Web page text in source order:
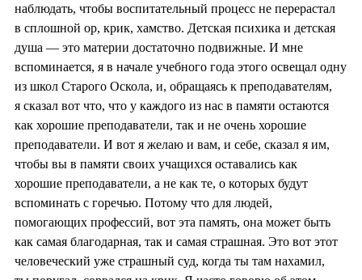
наблюдать, чтобы воспитательный процесс не перерастал
в сплошной ор, крик, хамство. Детская психика и детская
душа — это материи достаточно подвижные. И мне
вспоминается, я в начале учебного года этого освещал одну
из школ Старого Оскола, и, обращаясь к преподавателям,
я сказал вот что, что у каждого из нас в памяти остаются
как хорошие преподаватели, так и не очень хорошие
преподаватели. И вот я желаю и вам, и себе, сказал я им,
чтобы вы в памяти своих учащихся оставались как
хорошие преподаватели, а не как те, о которых будут
вспоминать с горечью. Потому что для людей,
помогающих профессий, вот эта память, она может быть
как самая благодарная, так и самая страшная. Это вот этот
человеческий уже страшный суд, когда ты там нахамил,